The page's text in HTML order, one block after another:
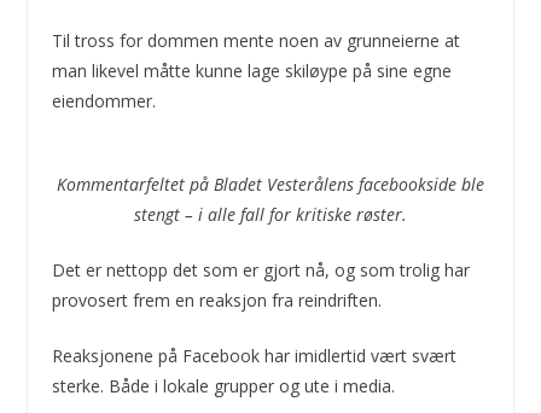
Til tross for dommen mente noen av grunneierne at
man likevel måtte kunne lage skiløype på sine egne
eiendommer.
Kommentarfeltet på Bladet Vesterålens facebookside ble
stengt – i alle fall for kritiske røster.
Det er nettopp det som er gjort nå, og som trolig har
provosert frem en reaksjon fra reindriften.
Reaksjonene på Facebook har imidlertid vært svært
sterke. Både i lokale grupper og ute i media.